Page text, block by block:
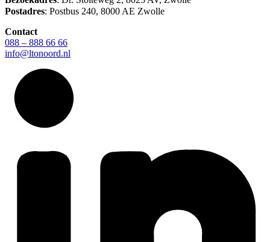
Postadres: Postbus 240, 8000 AE Zwolle
Contact
088 – 888 66 66
info@ltonoord.nl